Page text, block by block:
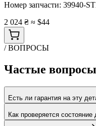
Номер запчасти: 39940-
2 024 ₴ ≈ $44
/ ВОПРОСЫ
Частые
Есть ли гарантия на эту
Как проверяется состояние